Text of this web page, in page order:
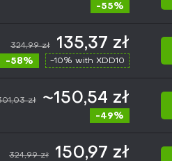
-55%
324,99 zł 135,37 zł
-58% -10% with XDD10
zł ~150,54 zł
-49%
324,99 zł 150,97 zł